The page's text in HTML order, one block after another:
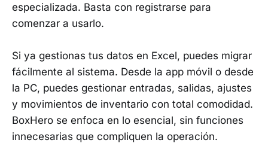
especializada. Basta con registrarse para
comenzar a usarlo.
Si ya gestionas tus datos en Excel, puedes migrar
fácilmente al sistema. Desde la app móvil o desde
la PC, puedes gestionar entradas, salidas, ajustes
y movimientos de inventario con total comodidad.
BoxHero se enfoca en lo esencial, sin funciones
innecesarias que compliquen la operación.